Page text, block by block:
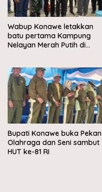
Wabup Konawe letakkan
batu pertama Kampung
Nelayan Merah Putih di
Bupati Konawe buka Pekan
Olahraga dan Seni sambut
HUT ke-81 RI